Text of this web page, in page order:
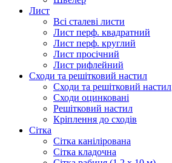
Лист
Всі сталеві листи
Лист перф. квадратний
Лист перф. круглий
Лист просічний
Лист рифлейний
Сходи та решітковий настил
Сходи та решітковий настил
Сходи оцинковані
Решітковий настил
Кріплення до сходів
Сітка
Сітка канілірована
Сітка кладочна